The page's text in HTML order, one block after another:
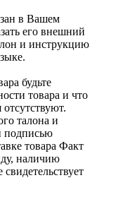
в Вашем
его внешний
и инструкцию
будьте
товара и что
талона и
подписью
товара Факт
наличию